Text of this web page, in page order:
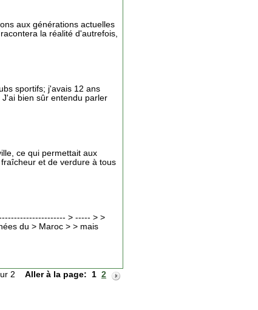
aux générations actuelles
la réalité d'autrefois,
sportifs; j'avais 12 ans
bien sûr entendu parler
ce qui permettait aux
et de verdure à tous
> ----- > >
du > Maroc > > mais
2 Aller à la page: 1 2